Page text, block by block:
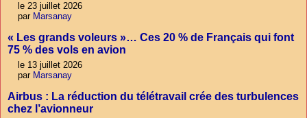
le 23 juillet 2026
par Marsanay
« Les grands voleurs »… Ces 20 % de Français qui font
75 % des vols en avion
le 13 juillet 2026
par Marsanay
Airbus : La réduction du télétravail crée des turbulences
chez l’avionneur